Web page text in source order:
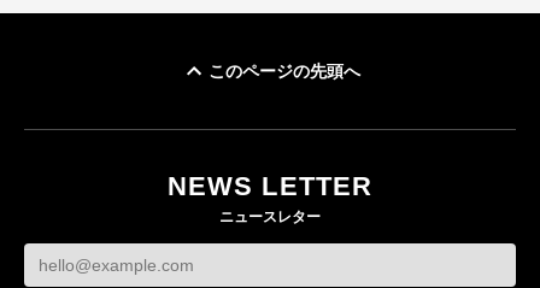
ケットなど7型を発売
FASHION
FASHION
BUSINESS
このページの先頭へ
NEWS LETTER
ニュースレター